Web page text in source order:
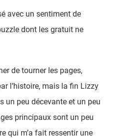
avec un sentiment de
dont les gratuit ne
de tourner les pages,
l’histoire, mais la fin Lizzy
un peu décevante et un peu
principaux sont un peu
qui m’a fait ressentir une